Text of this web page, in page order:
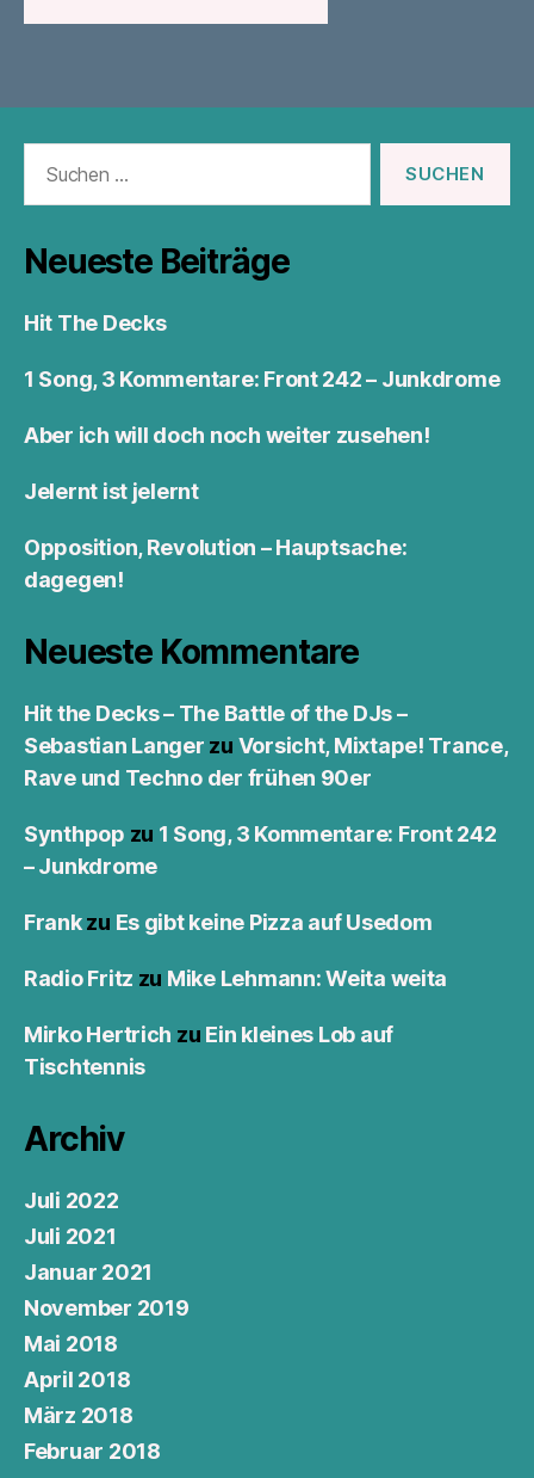
nach:
Neueste Beiträge
Hit The Decks
1 Song, 3 Kommentare: Front 242 – Junkdrome
Aber ich will doch noch weiter zusehen!
Jelernt ist jelernt
Opposition, Revolution – Hauptsache:
dagegen!
Neueste Kommentare
Hit the Decks – The Battle of the DJs –
Sebastian Langer zu Vorsicht, Mixtape! Trance,
Rave und Techno der frühen 90er
Synthpop zu 1 Song, 3 Kommentare: Front 242
– Junkdrome
Frankzu Es gibt keine Pizza auf Usedom
Radio Fritz zu Mike Lehmann: Weita weita
Mirko Hertrich zu Ein kleines Lob auf
Tischtennis
Archiv
Juli 2022
Juli 2021
Januar 2021
November 2019
Mai 2018
April 2018
März 2018
Februar 2018